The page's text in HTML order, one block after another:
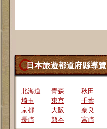
日本旅遊都道府縣導覽
北海道 青森 秋田
埼玉
東京 千葉
京都
大阪 奈良
長崎
熊本 宮崎